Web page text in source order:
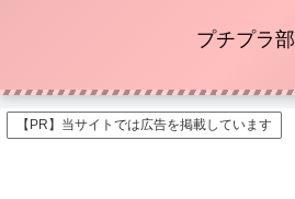
プチプラ部
【PR】当サイトでは広告を掲載しています